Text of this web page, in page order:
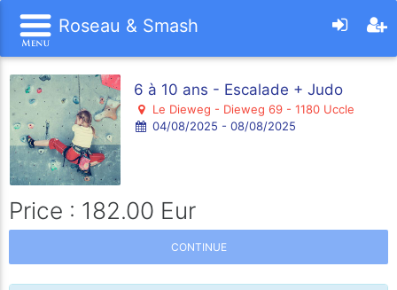
Roseau & Smash
6 à 10 ans - Escalade + Judo
Le Dieweg - Dieweg 69 - 1180 Uccle
04/08/2025 - 08/08/2025
Price : 182.00 Eur
CONTINUE